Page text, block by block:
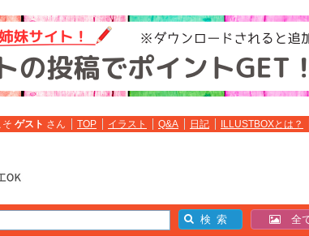
そ ゲスト さん TOP イラスト Q&A 日記 ILLUSTBOXとは？
全て